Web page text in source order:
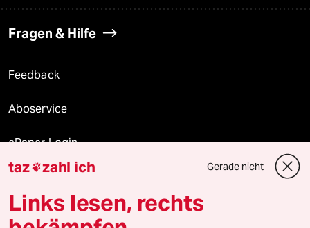
Fragen & Hilfe
Feedback
Aboservice
ePaper Login
Downloads für Abonnierende
taz zahl ich Gerade nicht
Links lesen, rechts